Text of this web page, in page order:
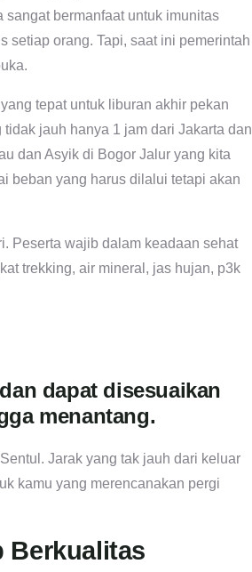
bermanfaat untuk imunitas
setiap orang. Tapi, saat ini pemerintah
tepat untuk liburan akhir pekan
jauh hanya 1 jam dari Jakarta dan
dan Asyik di Bogor Jalur yang kita
beban yang harus dilalui tetapi akan
Peserta wajib dalam keadaan sehat
trekking, air mineral, jas hujan, p3k
dapat disesuaikan
menantang.
Jarak yang tak jauh dari keluar
kamu yang merencanakan pergi
Berkualitas